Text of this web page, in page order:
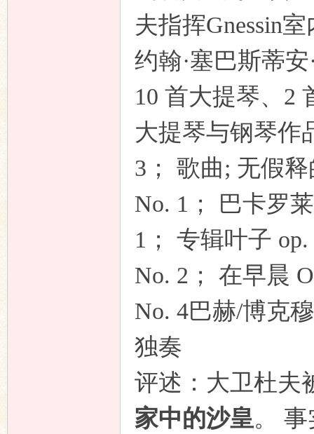
夫指挥Gnessin
约翰·塞巴斯蒂
10 首大提琴、2
大提琴与钢琴作
3； 歌曲; 无假
No. 1； 巴卡罗
1； 专辑叶子
No. 2； 在早晨
No. 4巴赫/博克
独奏
评述：大卫杜夫
家中的沙皇。